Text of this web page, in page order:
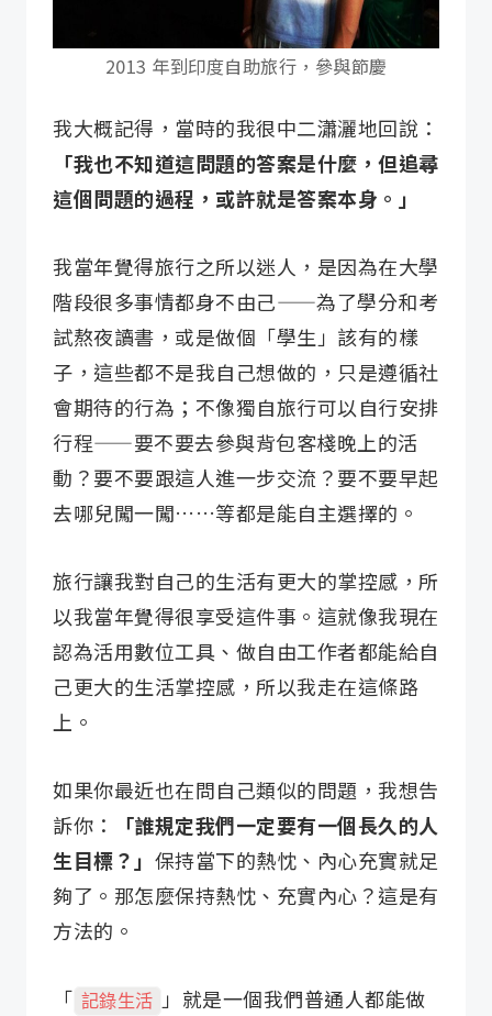
2013 年到印度自助旅行，參與節慶
我大概記得，當時的我很中二瀟灑地回說：
「我也不知道這問題的答案是什麼，但追尋
這個問題的過程，或許就是答案本身。」
我當年覺得旅行之所以迷人，是因為在大學
階段很多事情都身不由己——為了學分和考
試熬夜讀書，或是做個「學生」該有的樣
子，這些都不是我自己想做的，只是遵循社
會期待的行為；不像獨自旅行可以自行安排
行程——要不要去參與背包客棧晚上的活
動？要不要跟這人進一步交流？要不要早起
去哪兒闖一闖……等都是能自主選擇的。
旅行讓我對自己的生活有更大的掌控感，所
以我當年覺得很享受這件事。這就像我現在
認為活用數位工具、做自由工作者都能給自
己更大的生活掌控感，所以我走在這條路
上。
如果你最近也在問自己類似的問題，我想告
訴你：
「誰規定我們一定要有一個長久的人
生目標？」 保持當下的熱忱、內心充實就足
夠了。那怎麼保持熱忱、充實內心？這是有
方法的。
「 記錄生活
」就是一個我們普通人都能做